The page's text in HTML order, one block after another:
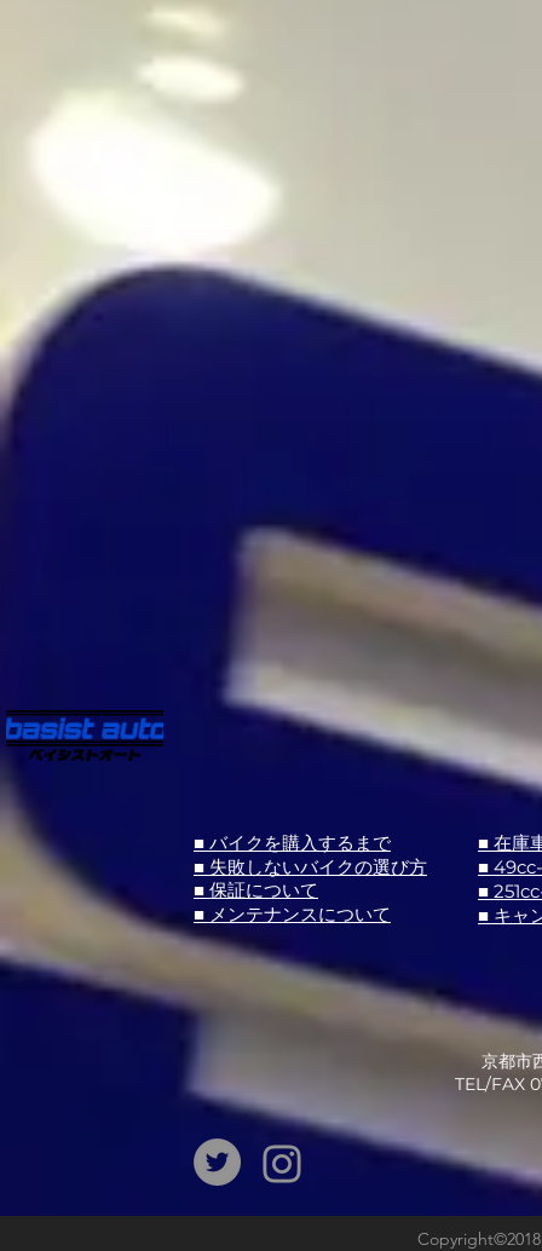
■ バイクを購入するまで
■ 失敗しないバイクの選び方
■ 保証について
■ メンテナンスについて
■ 在庫
■
■
■ キャ
京都市
​TEL/FAX